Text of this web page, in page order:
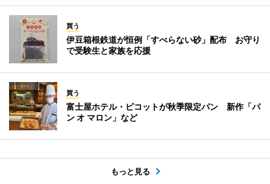
買う
伊豆箱根鉄道が恒例「すべらない砂」配布 お守り
で受験生と家族を応援
買う
富士屋ホテル・ピコットが秋季限定パン 新作「パ
ン オ マロン」など
もっと見る